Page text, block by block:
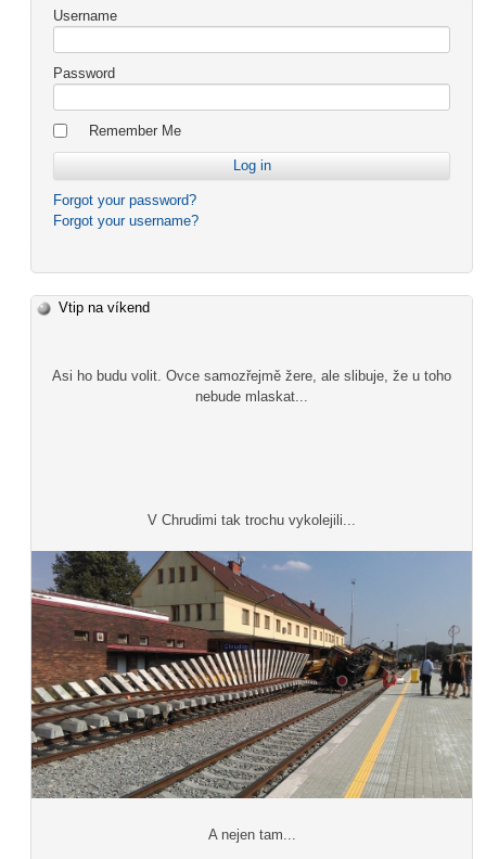
Username
Password
Remember Me
Forgot your password?
Forgot your username?
Vtip na víkend
Asi ho budu volit. Ovce samozřejmě žere, ale slibuje, že u toho
nebude mlaskat...
V Chrudimi tak trochu vykolejili...
A nejen tam...